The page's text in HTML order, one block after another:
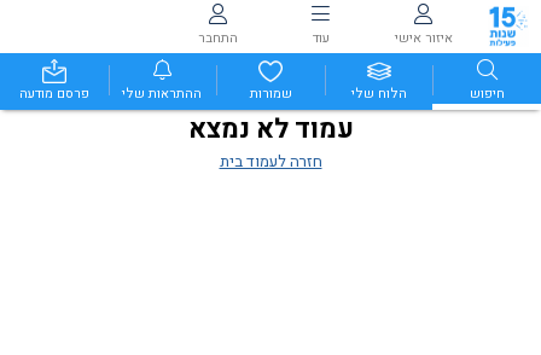
איזור אישי עוד התחבר
חיפוש הלוח שלי שמורות ההתראות שלי פרסם מודעה
עמוד לא נמצא
חזרה לעמוד בית